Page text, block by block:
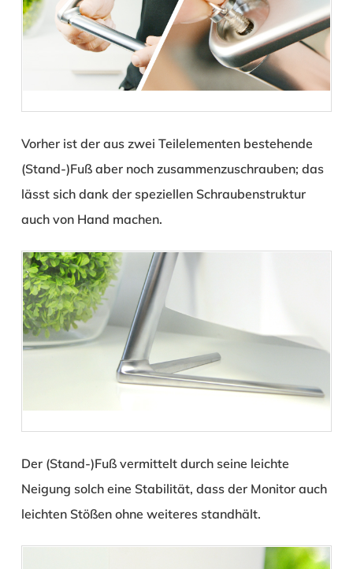
Vorher ist der aus zwei Teilelementen bestehende
(Stand-)Fuß aber noch zusammenzuschrauben; das
lässt sich dank der speziellen Schraubenstruktur
auch von Hand machen.
Der (Stand-)Fuß vermittelt durch seine leichte
Neigung solch eine Stabilität, dass der Monitor auch
leichten Stößen ohne weiteres standhält.